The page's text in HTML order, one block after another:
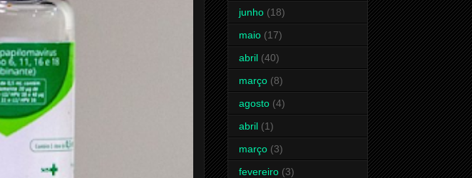
junho (18)
maio (17)
abril (40)
março (8)
agosto (4)
abril (1)
março (3)
fevereiro (3)